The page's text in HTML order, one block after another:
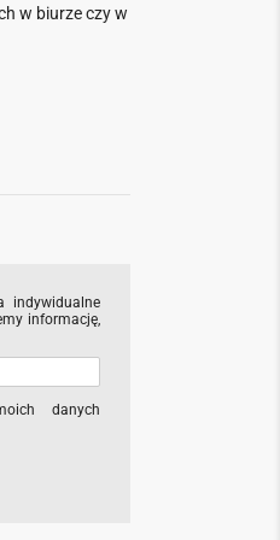
w biurze czy w
indywidualne
informację,
danych